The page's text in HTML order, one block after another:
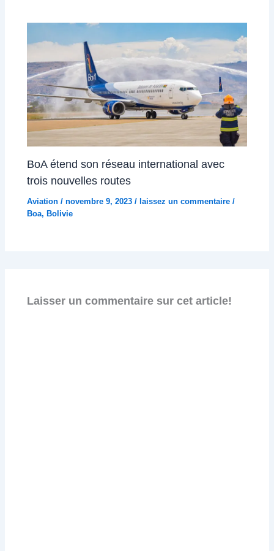
BoA étend son réseau international avec
trois nouvelles routes
Aviation /novembre 9, 2023/ laissez un commentaire /
Boa, Bolivie
Laisser un commentaire sur cet article!